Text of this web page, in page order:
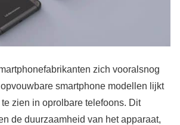
zich vooralsnog
smartphone modellen lijkt
te zien in oprolbare telefoons. Dit
de duurzaamheid van het apparaat,